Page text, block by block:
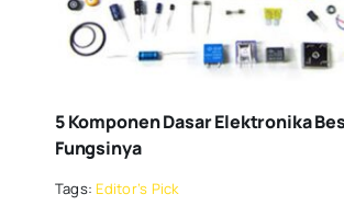
5 Komponen Dasar Elektronika
Fungsinya
Tags: Editor’s Pick